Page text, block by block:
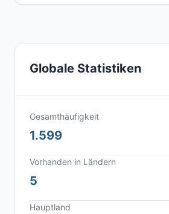
Globale Statistiken
Gesamthäufigkeit
1.599
Vorhanden in Ländern
5
Hauptland